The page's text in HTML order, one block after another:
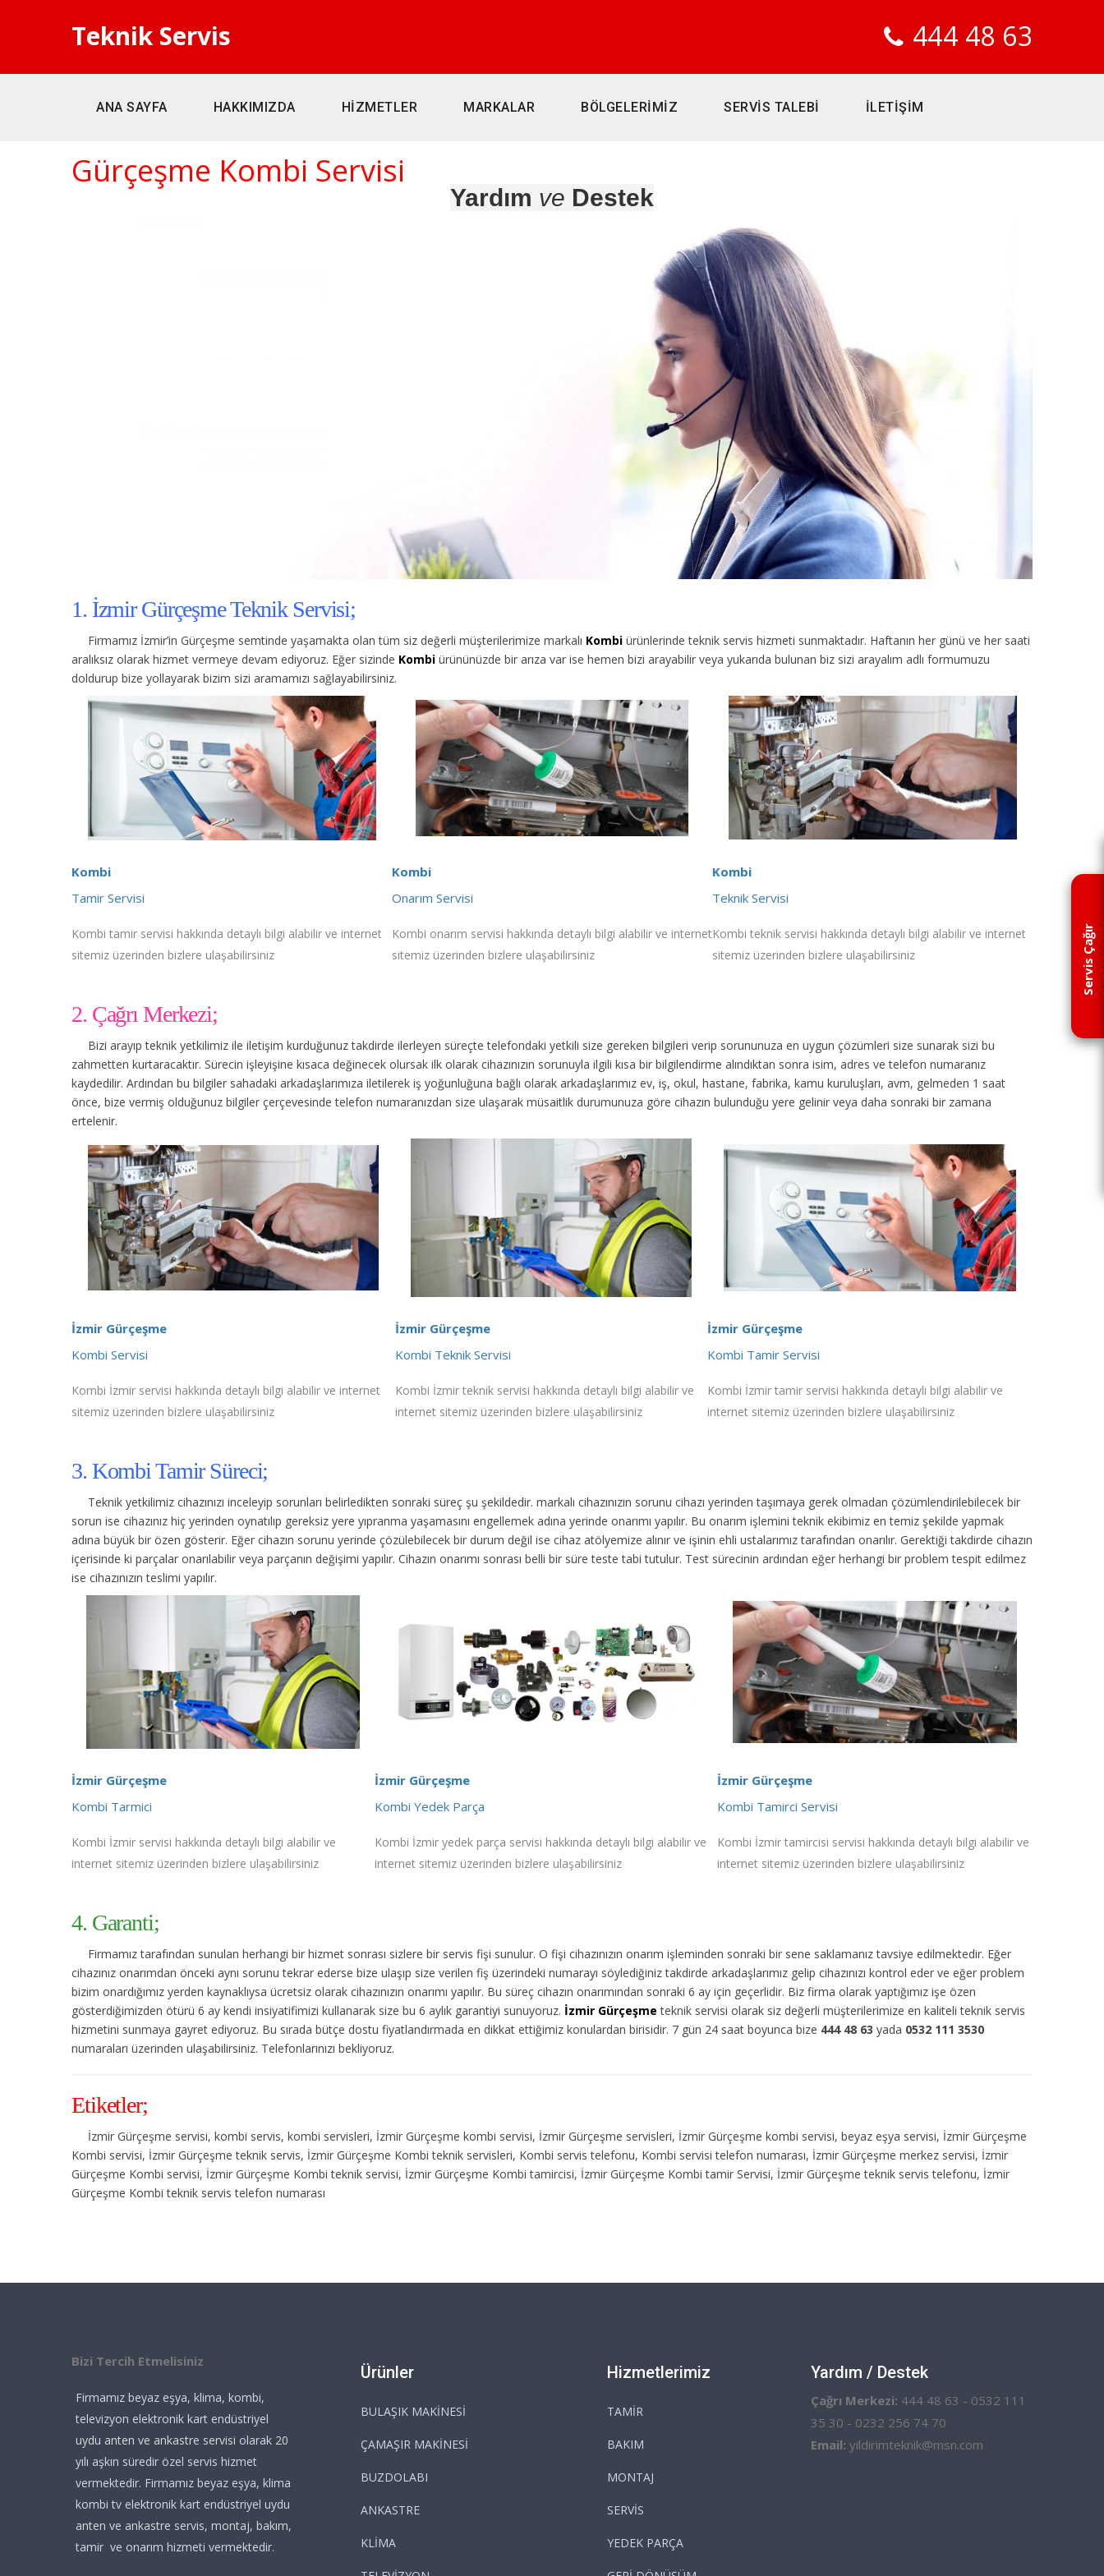
Servis Çağır
Teknik Servis 444 48 63
ANA SAYFA HAKKIMIZDA HİZMETLER MARKALAR BÖLGELERİMİZ SERVİS TALEBİ İLETİŞİM
Gürçeşme Kombi Servisi
Yardım ve Destek
1. İzmir Gürçeşme Teknik Servisi;
Firmamız İzmir’in Gürçeşme semtinde yaşamakta olan tüm siz değerli müşterilerimize markalı Kombi ürünlerinde teknik servis hizmeti sunmaktadır. Haftanın her günü ve her saati
aralıksız olarak hizmet vermeye devam ediyoruz. Eğer sizinde Kombi ürününüzde bir arıza var ise hemen bizi arayabilir veya yukarıda bulunan biz sizi arayalım adlı formumuzu
doldurup bize yollayarak bizim sizi aramamızı sağlayabilirsiniz.
Kombi
Tamir Servisi
Kombi tamir servisi hakkında detaylı bilgi alabilir ve internet
sitemiz üzerinden bizlere ulaşabilirsiniz
Kombi
Onarım Servisi
Kombi onarım servisi hakkında detaylı bilgi alabilir ve internet
sitemiz üzerinden bizlere ulaşabilirsiniz
Kombi
Teknik Servisi
Kombi teknik servisi hakkında detaylı bilgi alabilir ve internet
sitemiz üzerinden bizlere ulaşabilirsiniz
2. Çağrı Merkezi;
Bizi arayıp teknik yetkilimiz ile iletişim kurduğunuz takdirde ilerleyen süreçte telefondaki yetkili size gereken bilgileri verip sorununuza en uygun çözümleri size sunarak sizi bu
zahmetten kurtaracaktır. Sürecin işleyişine kısaca değinecek olursak ilk olarak cihazınızın sorunuyla ilgili kısa bir bilgilendirme alındıktan sonra isim, adres ve telefon numaranız
kaydedilir. Ardından bu bilgiler sahadaki arkadaşlarımıza iletilerek iş yoğunluğuna bağlı olarak arkadaşlarımız ev, iş, okul, hastane, fabrika, kamu kuruluşları, avm, gelmeden 1 saat
önce, bize vermiş olduğunuz bilgiler çerçevesinde telefon numaranızdan size ulaşarak müsaitlik durumunuza göre cihazın bulunduğu yere gelinir veya daha sonraki bir zamana
ertelenir.
İzmir Gürçeşme
Kombi Servisi
Kombi İzmir servisi hakkında detaylı bilgi alabilir ve internet
sitemiz üzerinden bizlere ulaşabilirsiniz
İzmir Gürçeşme
Kombi Teknik Servisi
Kombi İzmir teknik servisi hakkında detaylı bilgi alabilir ve
internet sitemiz üzerinden bizlere ulaşabilirsiniz
İzmir Gürçeşme
Kombi Tamir Servisi
Kombi İzmir tamir servisi hakkında detaylı bilgi alabilir ve
internet sitemiz üzerinden bizlere ulaşabilirsiniz
3. Kombi Tamir Süreci;
Teknik yetkilimiz cihazınızı inceleyip sorunları belirledikten sonraki süreç şu şekildedir. markalı cihazınızın sorunu cihazı yerinden taşımaya gerek olmadan çözümlendirilebilecek bir
sorun ise cihazınız hiç yerinden oynatılıp gereksiz yere yıpranma yaşamasını engellemek adına yerinde onarımı yapılır. Bu onarım işlemini teknik ekibimiz en temiz şekilde yapmak
adına büyük bir özen gösterir. Eğer cihazın sorunu yerinde çözülebilecek bir durum değil ise cihaz atölyemize alınır ve işinin ehli ustalarımız tarafından onarılır. Gerektiği takdirde cihazın
içerisinde ki parçalar onarılabilir veya parçanın değişimi yapılır. Cihazın onarımı sonrası belli bir süre teste tabi tutulur. Test sürecinin ardından eğer herhangi bir problem tespit edilmez
ise cihazınızın teslimi yapılır.
İzmir Gürçeşme
Kombi Tarmici
Kombi İzmir servisi hakkında detaylı bilgi alabilir ve
internet sitemiz üzerinden bizlere ulaşabilirsiniz
İzmir Gürçeşme
Kombi Yedek Parça
Kombi İzmir yedek parça servisi hakkında detaylı bilgi alabilir ve
internet sitemiz üzerinden bizlere ulaşabilirsiniz
İzmir Gürçeşme
Kombi Tamirci Servisi
Kombi İzmir tamircisi servisi hakkında detaylı bilgi alabilir ve
internet sitemiz üzerinden bizlere ulaşabilirsiniz
4. Garanti;
Firmamız tarafından sunulan herhangi bir hizmet sonrası sizlere bir servis fişi sunulur. O fişi cihazınızın onarım işleminden sonraki bir sene saklamanız tavsiye edilmektedir. Eğer
cihazınız onarımdan önceki aynı sorunu tekrar ederse bize ulaşıp size verilen fiş üzerindeki numarayı söylediğiniz takdirde arkadaşlarımız gelip cihazınızı kontrol eder ve eğer problem
bizim onardığımız yerden kaynaklıysa ücretsiz olarak cihazınızın onarımı yapılır. Bu süreç cihazın onarımından sonraki 6 ay için geçerlidir. Biz firma olarak yaptığımız işe özen
gösterdiğimizden ötürü 6 ay kendi insiyatifimizi kullanarak size bu 6 aylık garantiyi sunuyoruz. İzmir Gürçeşme teknik servisi olarak siz değerli müşterilerimize en kaliteli teknik servis
hizmetini sunmaya gayret ediyoruz. Bu sırada bütçe dostu fiyatlandırmada en dikkat ettiğimiz konulardan birisidir. 7 gün 24 saat boyunca bize 444 48 63 yada 0532 111 3530
numaraları üzerinden ulaşabilirsiniz. Telefonlarınızı bekliyoruz.
Etiketler;
İzmir Gürçeşme servisi, kombi servis, kombi servisleri, İzmir Gürçeşme kombi servisi, İzmir Gürçeşme servisleri, İzmir Gürçeşme kombi servisi, beyaz eşya servisi, İzmir Gürçeşme
Kombi servisi, İzmir Gürçeşme teknik servis, İzmir Gürçeşme Kombi teknik servisleri, Kombi servis telefonu, Kombi servisi telefon numarası, İzmir Gürçeşme merkez servisi, İzmir
Gürçeşme Kombi servisi, İzmir Gürçeşme Kombi teknik servisi, İzmir Gürçeşme Kombi tamircisi, İzmir Gürçeşme Kombi tamir Servisi, İzmir Gürçeşme teknik servis telefonu, İzmir
Gürçeşme Kombi teknik servis telefon numarası
Bizi Tercih Etmelisiniz
Firmamız beyaz eşya, klima, kombi,
televizyon elektronik kart endüstriyel
uydu anten ve ankastre servisi olarak 20
yılı aşkın süredir özel servis hizmet
vermektedir. Firmamız beyaz eşya, klima
kombi tv elektronik kart endüstriyel uydu
anten ve ankastre servis, montaj, bakım,
tamir ve onarım hizmeti vermektedir.
Ürünler
BULAŞIK MAKİNESİ
ÇAMAŞIR MAKİNESİ
BUZDOLABI
ANKASTRE
KLİMA
Hizmetlerimiz
TAMİR
BAKIM
MONTAJ
SERVİS
YEDEK PARÇA
Yardım / Destek
Çağrı Merkezi: 444 48 63 - 0532 111
35 30 - 0232 256 74 70
Email: yildirimteknik@msn.com